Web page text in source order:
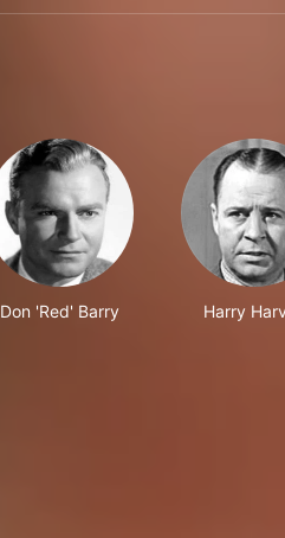
Don 'Red' Barry Harry